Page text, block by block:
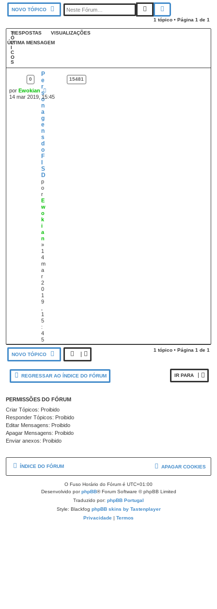
NOVO TÓPICO PESQUISAR
1 tópico • Página 1 de 1
T
Ó
P
I
C
O
S
RESPOSTAS
VISUALIZAÇÕES
ÚLTIMA MENSAGEM
P
e
r
s
o
n
a
g
e
n
s
d
o
F
S
D
p
o
r
E
w
o
k
i
a
n
»
1
4
m
a
r
2
0
1
9
1
5
:
4
5
0 15481
por Ewokian
14 mar 2019, 15:45
NOVO TÓPICO
1 tópico • Página 1 de 1
REGRESSAR AO ÍNDICE DO FÓRUM IR PARA
PERMISSÕES DO FÓRUM
Criar Tópicos: Proibido
Responder Tópicos: Proibido
Editar Mensagens: Proibido
Apagar Mensagens: Proibido
Enviar anexos: Proibido
ÍNDICE DO FÓRUM APAGAR COOKIES
O Fuso Horário do Fórum é UTC+01:00
Desenvolvido porphpBB® Forum Software © phpBB Limited
Traduzido por: phpBB Portugal
Style: Blackfog phpBB skins by Tastenplayer
Privacidade | Termos